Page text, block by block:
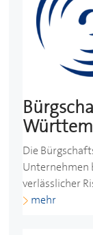
Die
Unternehmen
verlässlicher
mehr